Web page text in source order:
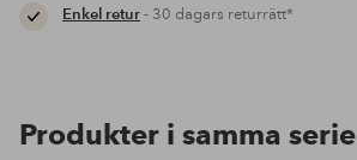
Enkel retur- 30 dagars returrätt*
Produkter i samma serie